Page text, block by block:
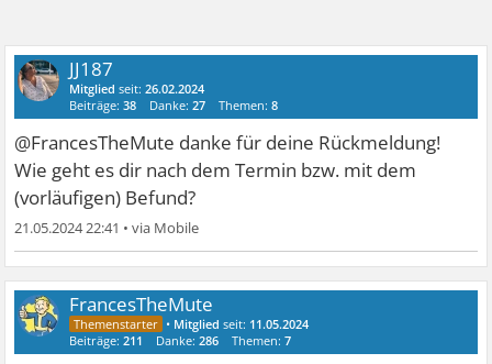
JJ187
Mitglied seit:26.02.2024
Beiträge:38 Danke:27 Themen:8
@FrancesTheMute danke für deine Rückmeldung!
Wie geht es dir nach dem Termin bzw. mit dem
(vorläufigen) Befund?
21.05.2024 22:41 •
FrancesTheMute
• Mitglied seit: 11.05.2024
Beiträge:211 Danke:286 Themen:7